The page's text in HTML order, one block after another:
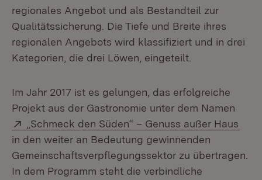
regionales Angebot und als Bestandteil zur
Qualitätssicherung. Die Tiefe und Breite ihres
regionalen Angebots wird klassifiziert und in drei
Kategorien, die drei Löwen, eingeteilt.
Im Jahr 2017 ist es gelungen, das erfolgreiche
Projekt aus der Gastronomie unter dem Namen
Extern:
„Schmeck den Süden“ – Genuss außer Haus
in den weiter an Bedeutung gewinnenden
Gemeinschaftsverpflegungssektor zu übertragen.
In dem Programm steht die verbindliche